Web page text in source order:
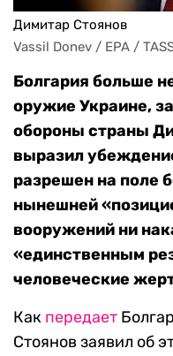
Димитар Стоянов
Vassil Donev / EPA /
Болгария больше
оружие Украине,
обороны страны
выразил
разрешен на поле
нынешней
вооружений ни
«единственным
человеческие
Как передает
Стоянов заявил об